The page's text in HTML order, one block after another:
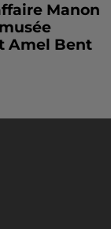
Manon
Amel Bent